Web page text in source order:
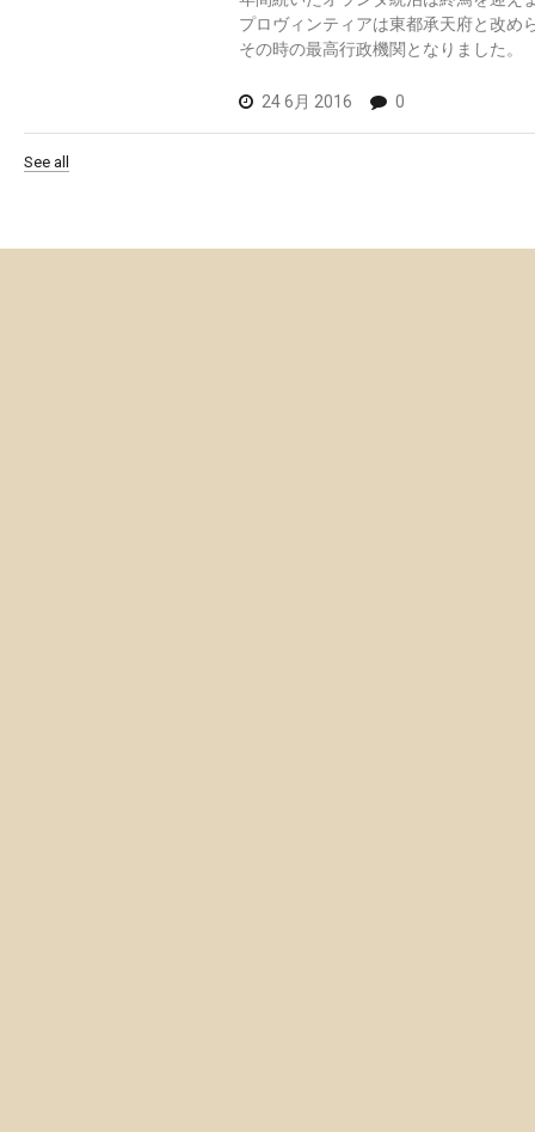
プロヴィンティアは東都承天府と改め
その時の最高行政機関となりました。
24 6月 2016 0
See all